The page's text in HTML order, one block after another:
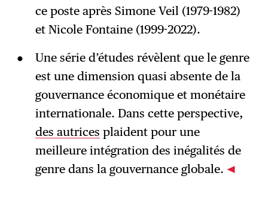
ce poste après Simone Veil (1979-1982)
et Nicole Fontaine (1999-2022).
Une série d’études révèlent que le genre
est une dimension quasi absente de la
gouvernance économique et monétaire
internationale. Dans cette perspective,
des autrices plaident pour une
meilleure intégration des inégalités de
genre dans la gouvernance globale.